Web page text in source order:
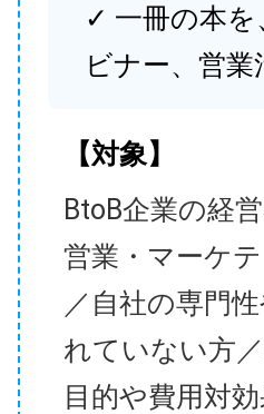
✓ 一冊の本を
ビナー、営
【対象】
BtoB企業の経
営業・マーケ
／自社の専門
れていない方
目的や費用対